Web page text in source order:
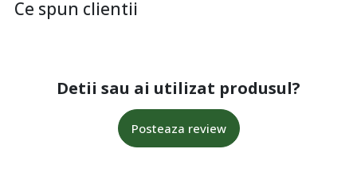
Ce spun clientii
Detii sau ai utilizat produsul?
Posteaza review